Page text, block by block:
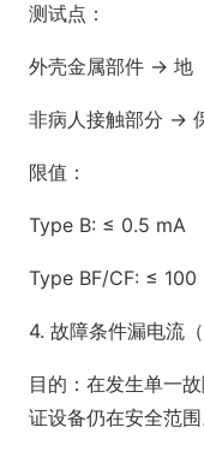
测试点：
外壳金属部件 → 地
非病人接触部分 →
限值：
Type B: ≤ 0.5 mA
Type BF/CF: ≤ 100
4. 故障条件漏电流
目的：在发生单一
证设备仍在安全范围